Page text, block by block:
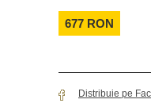
677 RON
Distribuie pe